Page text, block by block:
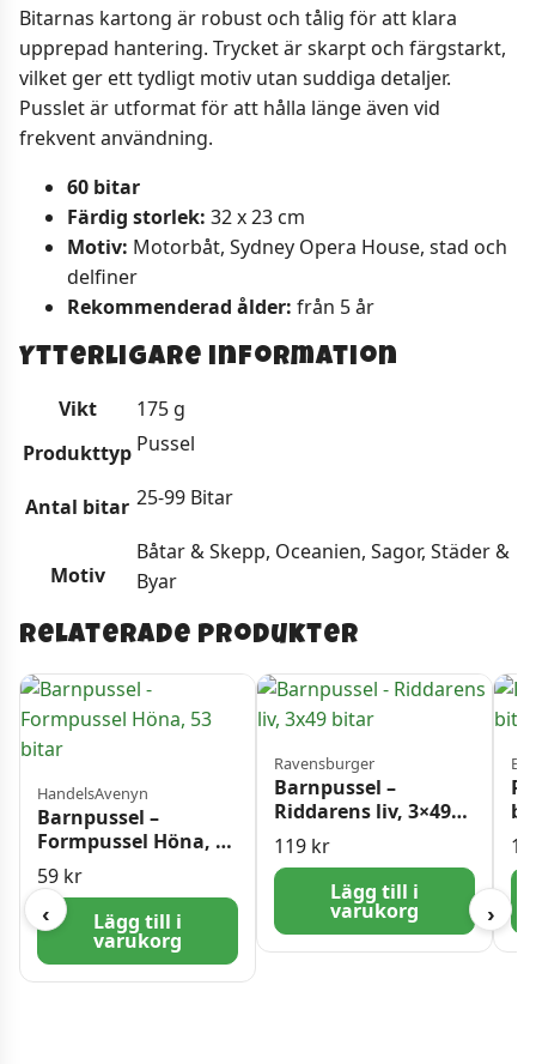
Bitarnas kartong är robust och tålig för att klara
upprepad hantering. Trycket är skarpt och färgstarkt,
vilket ger ett tydligt motiv utan suddiga detaljer.
Pusslet är utformat för att hålla länge även vid
frekvent användning.
60 bitar
Färdig storlek: 32 x 23 cm
Motiv: Motorbåt, Sydney Opera House, stad och
delfiner
Rekommenderad ålder: från 5 år
Ytterligare information
Vikt
175 g
Produkttyp Pussel
Antal bitar 25-99 Bitar
Motiv
Båtar & Skepp, Oceanien, Sagor, Städer &
Byar
Relaterade produkter
‹
HandelsAvenyn
Barnpussel –
Formpussel Höna, 53
bitar
59 kr
Lägg till i
varukorg
Ravensburger
Barnpussel –
Riddarens liv, 3×49
bitar
119 kr
Lägg till i
varukorg ›